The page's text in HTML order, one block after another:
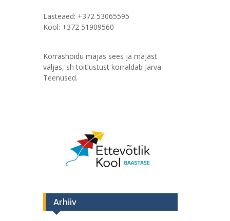
Lasteaed: +372 53065595
Kool: +372 51909560
Korrashoidu majas sees ja majast
väljas, sh toitlustust korraldab Järva
Teenused.
Arhiiv